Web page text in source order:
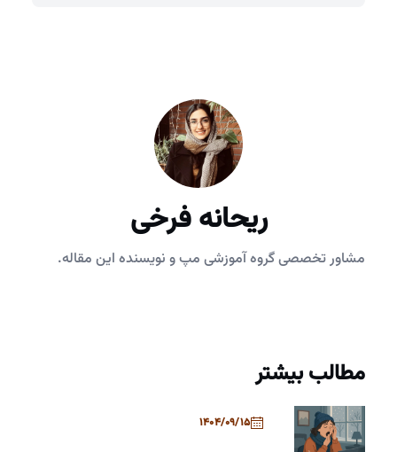
ریحانه فرخی
مشاور تخصصی گروه آموزشی مپ و نویسنده این مقاله.
مطالب بیشتر
1404/09/15